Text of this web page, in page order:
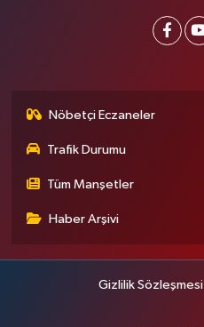
Nöbetçi Eczaneler
Trafik Durumu
Tüm Manşetler
Haber Arşivi
Gizlilik Sözleşmesi